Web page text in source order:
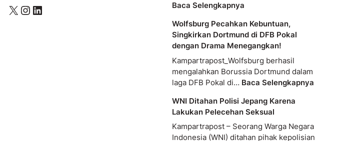
Baca Selengkapnya
Wolfsburg Pecahkan Kebuntuan,
Singkirkan Dortmund di DFB Pokal
dengan Drama Menegangkan!
Kampartrapost_Wolfsburg berhasil
mengalahkan Borussia Dortmund dalam
laga DFB Pokal di… Baca Selengkapnya
WNI Ditahan Polisi Jepang Karena
Lakukan Pelecehan Seksual
Kampartrapost – Seorang Warga Negara
Indonesia (WNI) ditahan pihak kepolisian